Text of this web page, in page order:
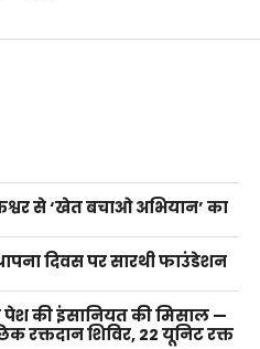
से ‘खेत बचाओ अभियान’ का
दिवस पर सारथी फाउंडेशन
की इंसानियत की मिसाल —
रक्तदान शिविर, 22 यूनिट रक्त